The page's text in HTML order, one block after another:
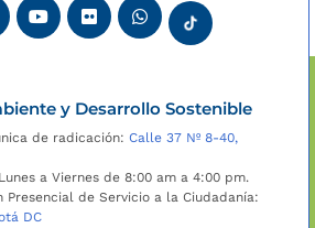
y Desarrollo Sostenible
de radicación: Calle 37 Nº 8-40,
a Viernes de 8:00 am a 4:00 pm.
Presencial de Servicio a la Ciudadanía:
DC